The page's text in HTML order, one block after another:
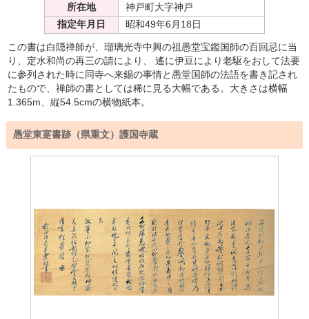
所在地
神戸町大字神戸
指定年月日
昭和49年6月18日
この書は白隠禅師が、瑠璃光寺中興の祖愚堂宝鑑国師の百回忌に当
り、定水和尚の再三の請により、 遙に伊豆により老駆をおして法要
に参列された時に同寺へ来錫の事情と愚堂国師の法語を書き記され
たもので、禅師の書としては稀に見る大幅である。大きさは横幅
1.365m、縦54.5cmの横物紙本。
愚堂東寔書跡（県重文）護国寺蔵